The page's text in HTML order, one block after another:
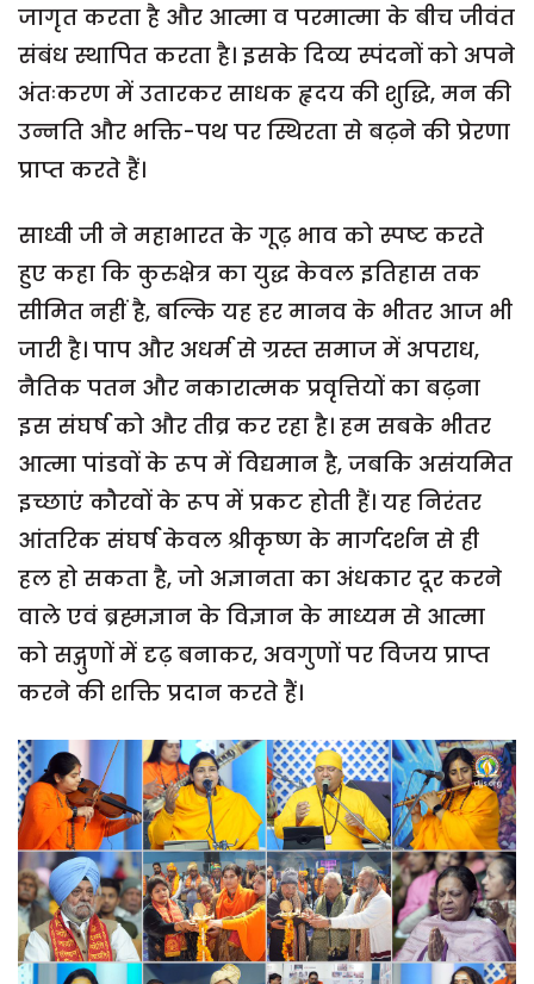
जागृत करता है और आत्मा व परमात्मा के बीच जीवंत
संबंध स्थापित करता है। इसके दिव्य स्पंदनों को अपने
अंतःकरण में उतारकर साधक हृदय की शुद्धि, मन की
उन्नति और भक्ति-पथ पर स्थिरता से बढ़ने की प्रेरणा
प्राप्त करते हैं।
साध्वी जी ने महाभारत के गूढ़ भाव को स्पष्ट करते
हुए कहा कि कुरुक्षेत्र का युद्ध केवल इतिहास तक
सीमित नहीं है, बल्कि यह हर मानव के भीतर आज भी
जारी है। पाप और अधर्म से ग्रस्त समाज में अपराध,
नैतिक पतन और नकारात्मक प्रवृत्तियों का बढ़ना
इस संघर्ष को और तीव्र कर रहा है। हम सबके भीतर
आत्मा पांडवों के रूप में विद्यमान है, जबकि असंयमित
इच्छाएं कौरवों के रूप में प्रकट होती हैं। यह निरंतर
आंतरिक संघर्ष केवल श्रीकृष्ण के मार्गदर्शन से ही
हल हो सकता है, जो अज्ञानता का अंधकार दूर करने
वाले एवं ब्रह्मज्ञान के विज्ञान के माध्यम से आत्मा
को सद्गुणों में दृढ़ बनाकर, अवगुणों पर विजय प्राप्त
करने की शक्ति प्रदान करते हैं।